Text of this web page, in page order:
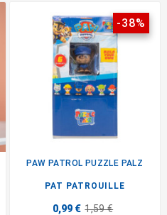
-38%
PAW PATROL PUZZLE PALZ
PAT PATROUILLE
0,99 € 1,59 €